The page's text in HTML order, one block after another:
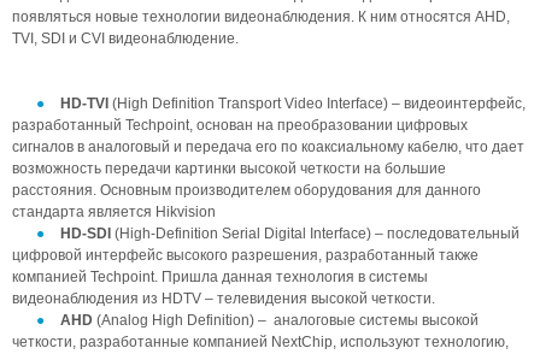
появляться новые технологии видеонаблюдения. К ним относятся AHD,
TVI, SDI и CVI видеонаблюдение.
HD-TVI (High Definition Transport Video Interface) – видеоинтерфейс,
разработанный Techpoint, основан на преобразовании цифровых
сигналов в аналоговый и передача его по коаксиальному кабелю, что дает
возможность передачи картинки высокой четкости на большие
расстояния. Основным производителем оборудования для данного
стандарта является Hikvision
HD-SDI (High-Definition Serial Digital Interface) – последовательный
цифровой интерфейс высокого разрешения, разработанный также
компанией Techpoint. Пришла данная технология в системы
видеонаблюдения из HDTV – телевидения высокой четкости.
AHD (Analog High Definition) – аналоговые системы высокой
четкости, разработанные компанией NextChip, используют технологию,